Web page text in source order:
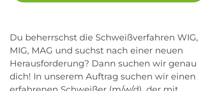
Du beherrschst die Schweißverfahren WIG,
MIG, MAG und suchst nach einer neuen
Herausforderung? Dann suchen wir genau
dich! In unserem Auftrag suchen wir einen